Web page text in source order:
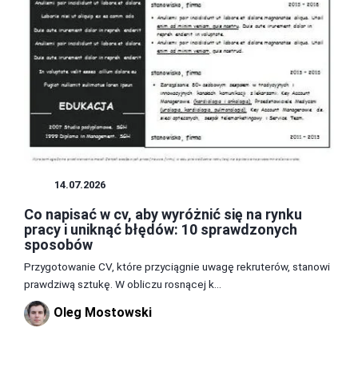
14.07.2026
Co napisać w cv, aby wyróżnić się na rynku
pracy i uniknąć błędów: 10 sprawdzonych
sposobów
Przygotowanie CV, które przyciągnie uwagę rekruterów, stanowi
prawdziwą sztukę. W obliczu rosnącej k...
Oleg Mostowski